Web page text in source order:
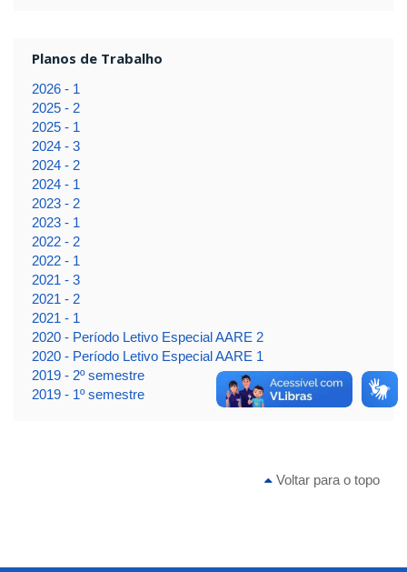
Planos de Trabalho
2026 - 1
2025 - 2
2025 - 1
2024 - 3
2024 - 2
2024 - 1
2023 - 2
2023 - 1
2022 - 2
2022 - 1
2021 - 3
2021 - 2
2021 - 1
2020 - Período Letivo Especial AARE 2
2020 - Período Letivo Especial AARE 1
2019 - 2º semestre
2019 - 1º semestre
Voltar para o topo